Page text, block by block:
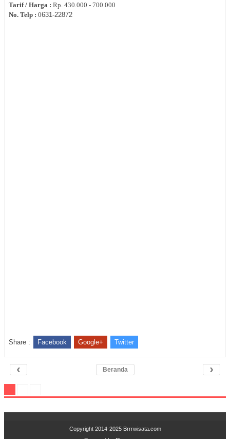
Tarif / Harga : Rp. 430.000 - 700.000
No. Telp : 0631-22872
Share : Facebook Google+ Twitter
‹ ›
Beranda
Copyright 2014-2025 Brrrwisata.com